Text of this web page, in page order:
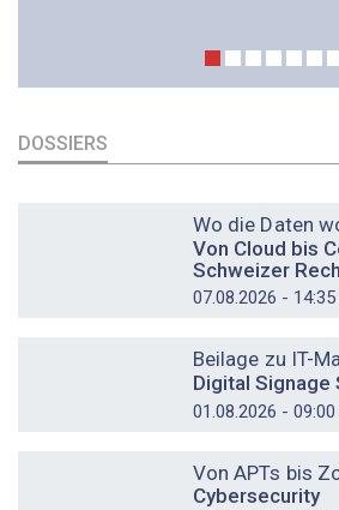
DOSSIERS
Wo die Daten
Von Cloud bis
Schweizer
07.08.2026 - 14:35
Beilage zu IT-
Digital Signage
01.08.2026 - 09:00
Von APTs bis
Cybersecurity